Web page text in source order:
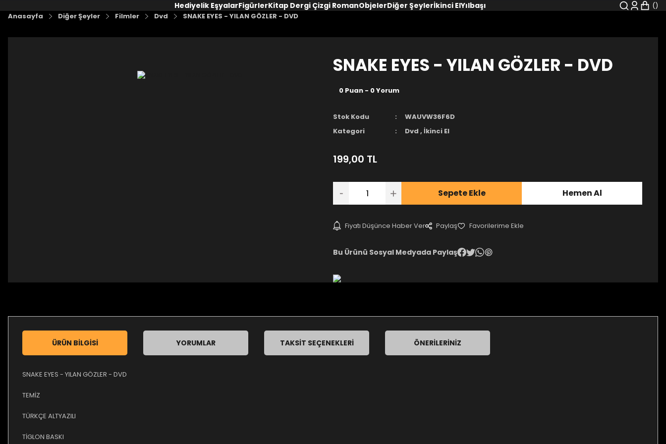
Hediyelik EşyalarFigürlerKitap Dergi Çizgi RomanObjelerDiğer Şeylerİkinci ElYılbaşı
Anasayfa Diğer Şeyler Filmler Dvd SNAKE EYES - YILAN GÖZLER - DVD
SNAKE EYES - YILAN GÖZLER - DVD
0 Puan - 0 Yorum
Stok Kodu
WAUVW36F6D
Kategori
Dvd , İkinci El
199,00 TL
Sepete Ekle Hemen Al
Fiyatı Düşünce Haber Ver Paylaş
Bu Ürünü Sosyal Medyada Paylaş
ÜRÜN BILGISI YORUMLAR TAKSIT SEÇENEKLERI ÖNERILERINIZ
SNAKE EYES - YILAN GÖZLER - DVD
TEMİZ
TÜRKÇE ALTYAZILI
TİGLON BASKI